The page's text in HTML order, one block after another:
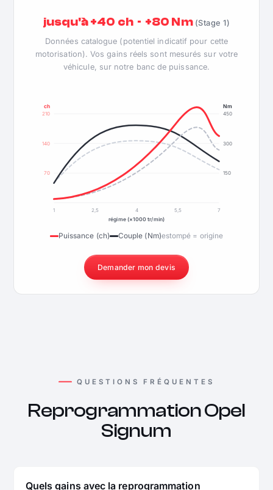
jusqu'à +40 ch · +80 Nm (Stage 1)
Données catalogue (potentiel indicatif pour cette
motorisation). Vos gains réels sont mesurés sur votre
véhicule, sur notre banc de puissance.
70
140
210
150
300
450
ch Nm
1 2,5 4 5,5
7
régime (×1000 tr/min)
Puissance (ch) Couple (Nm)estompé = origine
Demander mon devis
QUESTIONS FRÉQUENTES
Reprogrammation Opel
Signum
Quels gains avec la reprogrammation